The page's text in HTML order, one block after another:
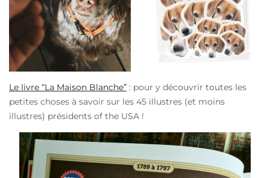
Le livre “La Maison Blanche” : pour y découvrir toutes les
petites choses à savoir sur les 45 illustres (et moins
illustres) présidents of the USA !